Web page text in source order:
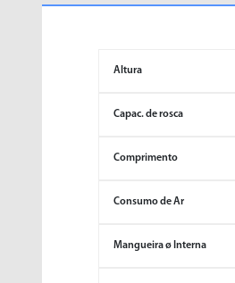
Altura
Capac. de rosca
Comprimento
Consumo de Ar
Mangueira ø Interna